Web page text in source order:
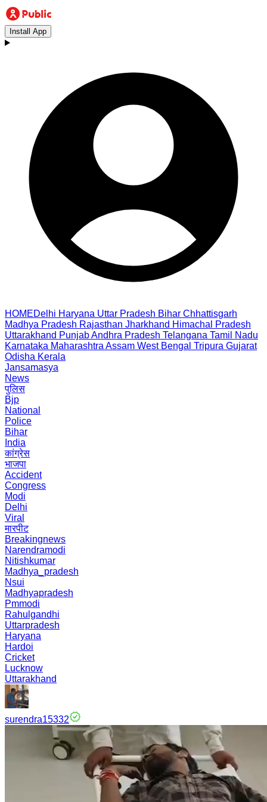
Install App
HOMEDelhi Haryana Uttar Pradesh Bihar Chhattisgarh
Madhya Pradesh Rajasthan Jharkhand Himachal Pradesh
Uttarakhand PunjabAndhra Pradesh Telangana Tamil Nadu
Karnataka Maharashtra Assam West Bengal Tripura Gujarat
Odisha Kerala
Jansamasya
News
पुलिस
Bjp
National
Police
Bihar
India
कांग्रेस
भाजपा
Accident
Congress
Modi
Delhi
Viral
मारपीट
Breakingnews
Narendramodi
Nitishkumar
Madhya_pradesh
Nsui
Madhyapradesh
Pmmodi
Rahulgandhi
Uttarpradesh
Haryana
Hardoi
Cricket
Lucknow
Uttarakhand
surendra15332